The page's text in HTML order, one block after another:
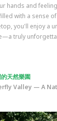
hands and
with a sense
you'll enjoy a
truly
天然樂園
Valley — A